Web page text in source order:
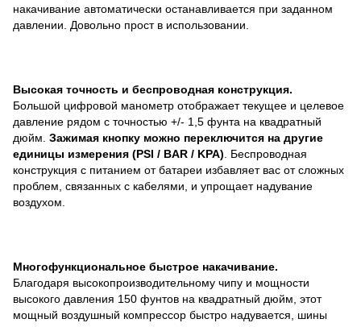
накачивание автоматически останавливается при заданном
давлении. Довольно прост в использовании.
Высокая точность и беспроводная конструкция.
Большой цифровой манометр отображает текущее и целевое
давление рядом с точностью +/- 1,5 фунта на квадратный
дюйм. Зажимая кнопку можно переключится на другие
единицы измерения (PSI / BAR / KPA) . Беспроводная
конструкция с питанием от батареи избавляет вас от сложных
проблем, связанных с кабелями, и упрощает надувание
воздухом.
Многофункциональное быстрое накачивание.
Благодаря высокопроизводительному чипу и мощности
высокого давления 150 фунтов на квадратный дюйм, этот
мощный воздушный компрессор быстро надувается, шины